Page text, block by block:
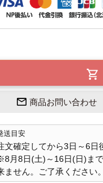
商品お問い合わせ
送目安
文確定してから3日～6日
月8日(土)～16日(日)ま
ません。ご了承ください。